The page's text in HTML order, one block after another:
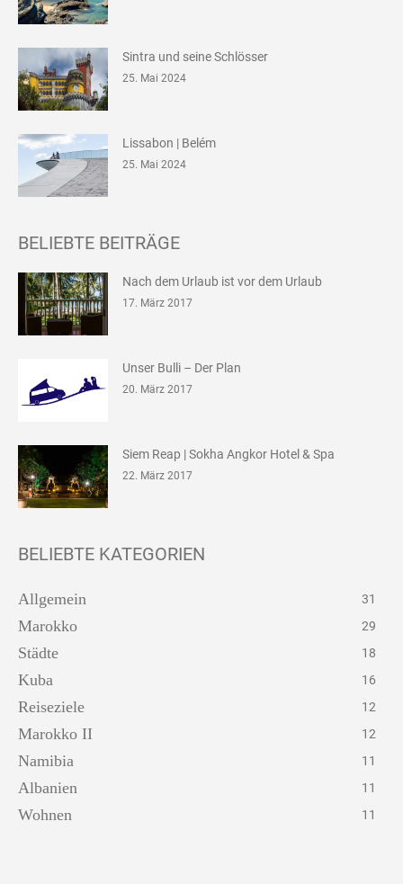
Sintra und seine Schlösser
25. Mai 2024
Lissabon | Belém
25. Mai 2024
BELIEBTE BEITRÄGE
Nach dem Urlaub ist vor dem Urlaub
17. März 2017
Unser Bulli – Der Plan
20. März 2017
Siem Reap | Sokha Angkor Hotel & Spa
22. März 2017
BELIEBTE KATEGORIEN
Allgemein 31
Marokko 29
Städte 18
Kuba 16
Reiseziele 12
Marokko II 12
Namibia 11
Albanien 11
Wohnen 11